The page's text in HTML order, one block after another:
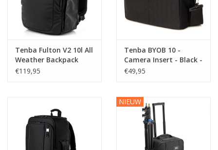
Tenba Fulton V2 10l All
Weather Backpack
Camo - 637-732
€119,95
Tenba BYOB 10 -
Camera Insert - Black -
636-630
€49,95
NIEUW